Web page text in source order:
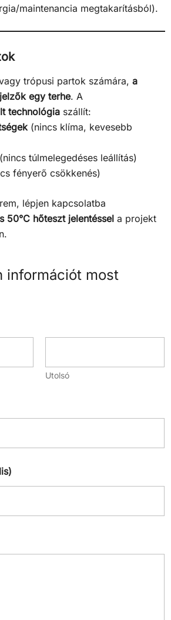
maintenancia megtakarításból).
trópusi partok számára, a
egy terhe. A
technológia szállít:
(nincs klíma, kevesebb
(nincs túlmelegedéses leállítás)
fényerő csökkenés)
lépjen kapcsolatba
50°C hőteszt jelentéssel a projekt
információt most
Utolsó